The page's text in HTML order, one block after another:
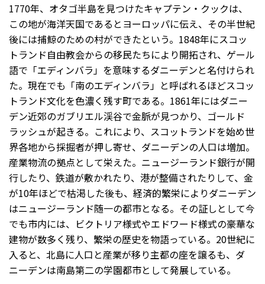
1770年、オタゴ半島を見つけたキャプテン・クックは、
この地が海洋天国であるとヨーロッパに伝え、その半世紀
後には捕鯨のための村ができたという。1848年にスコッ
トランド自由教会からの移民たちにより開拓され、ゲール
語で「エディンバラ」を意味するダニーデンと名付けられ
た。現在でも「南のエディンバラ」と呼ばれるほどスコッ
トランド文化を色濃く残す町である。1861年にはダニー
デン近郊のガブリエル渓谷で金脈が見つかり、ゴールド
ラッシュが起きる。これにより、スコットランドを始め世
界各地から採掘者が押し寄せ、ダニーデンの人口は増加。
産業物流の拠点として栄えた。ニュージーランド銀行が開
行したり、鉄道が敷かれたり、港が整備されたりして、金
が10年ほどで枯渇した後も、経済的繁栄によりダニーデン
はニュージーランド随一の都市となる。その証しとして今
でも市内には、ビクトリア様式やエドワード様式の豪華な
建物が数多く残り、繁栄の歴史を物語っている。20世紀に
入ると、北島に人口と産業が移り主都の座を譲るも、ダ
ニーデンは南島第二の学園都市として発展している。